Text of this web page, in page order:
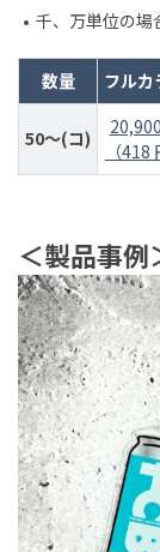
千、万単位の場
数量 フルカ
50～(コ)
（418
＜製品事例